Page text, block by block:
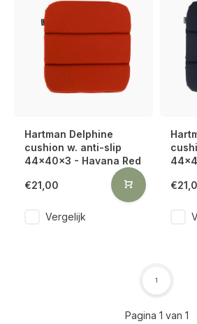
Hartman Delphine
cushion w. anti-slip
44x40x3 - Havana Red
€21,00
Vergelijk
Pagina 1 van 1
1